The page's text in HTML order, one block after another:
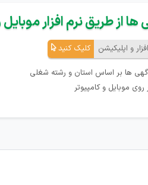
ها از طریق نرم افزار
و اپلیکیشن کلیک کنید
ها بر اساس استان و رشته شغلی
موبایل و کامپیوتر